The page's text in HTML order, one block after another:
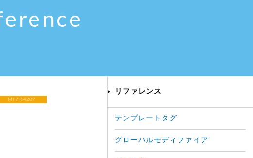
MT7 R.4207
リファレンス
テンプレートタグ
グローバルモディファイア